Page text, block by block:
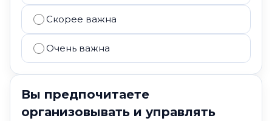
Скорее важна
Очень важна
Вы предпочитаете
организовывать и управлять